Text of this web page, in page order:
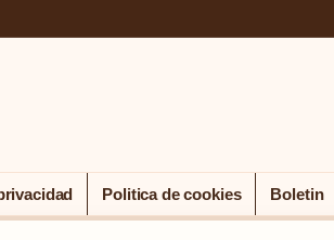
Politica de cookies Boletin